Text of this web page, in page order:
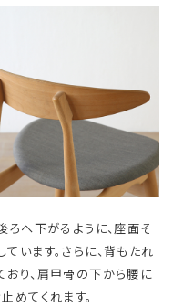
ろへ下がるように、座面そ
います。さらに、背もたれ
り、肩甲骨の下から腰に
めてくれます。